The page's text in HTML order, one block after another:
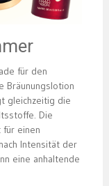
für den
Bräunungslotion
gleichzeitig die
Die
einen
Intensität der
eine anhaltende